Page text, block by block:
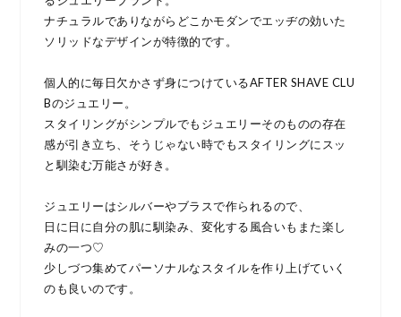
ナチュラルでありながらどこかモダンでエッヂの効いた
ソリッドなデザインが特徴的です。
個人的に毎日欠かさず身につけているAFTER SHAVE CLU
Bのジュエリー。
スタイリングがシンプルでもジュエリーそのものの存在
感が引き立ち、そうじゃない時でもスタイリングにスッ
と馴染む万能さが好き。
ジュエリーはシルバーやブラスで作られるので、
日に日に自分の肌に馴染み、変化する風合いもまた楽し
みの一つ♡
少しづつ集めてパーソナルなスタイルを作り上げていく
のも良いのです。